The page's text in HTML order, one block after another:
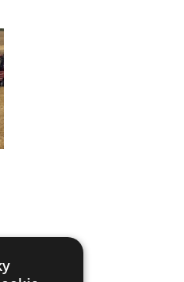
ZDE